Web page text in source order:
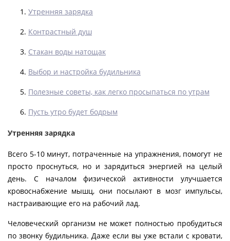
Утренняя зарядка
Контрастный душ
Стакан воды натощак
Выбор и настройка будильника
Полезные советы, как легко просыпаться по утрам
Пусть утро будет бодрым
Утренняя зарядка
Всего 5-10 минут, потраченные на упражнения, помогут не
просто проснуться, но и зарядиться энергией на целый
день. С началом физической активности улучшается
кровоснабжение мышц, они посылают в мозг импульсы,
настраивающие его на рабочий лад.
Человеческий организм не может полностью пробудиться
по звонку будильника. Даже если вы уже встали с кровати,